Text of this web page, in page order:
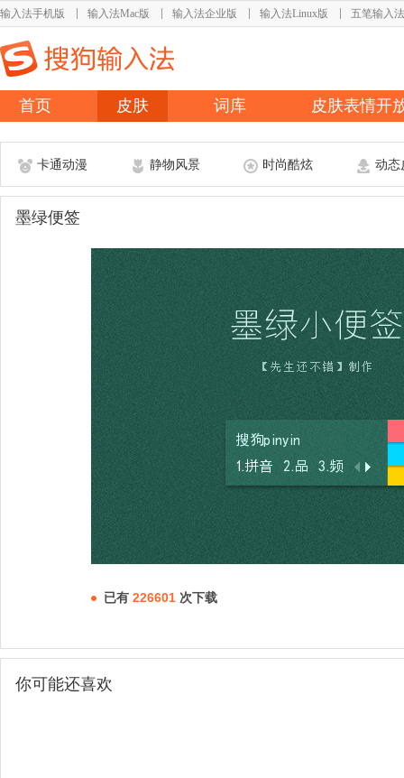
输入法手机版 输入法Mac版 输入法企业版 输入法Linux版 五笔输入法
首页 皮肤 词库 皮肤表情开
卡通动漫 静物风景 时尚酷炫 动态
墨绿便签
已有 226601 次下载
你可能还喜欢